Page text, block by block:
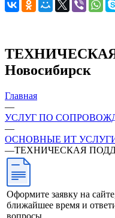
Новосибирск
Главная
—
УСЛУГ ПО
—
ОСНОВНЫЕ ИТ
—ТЕХНИЧЕСКАЯ
Оформите заявку на
ближайшее время и
вопросы.